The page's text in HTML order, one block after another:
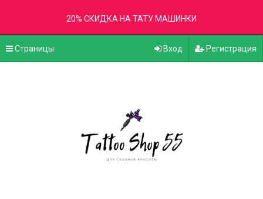
20% СКИДКА НА ТАТУ МАШИНКИ
Страницы Вход Регистрация